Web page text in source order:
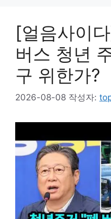
[얼음사이
버스 청년
구 위한가?
2026-08-08 작성자: